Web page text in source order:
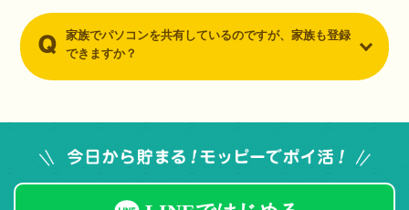
家族でパソコンを共有しているのですが、家族も登録
できますか？